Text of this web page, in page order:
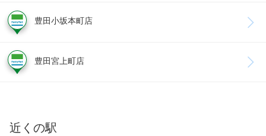
豊田小坂本町店
豊田宮上町店
近くの駅